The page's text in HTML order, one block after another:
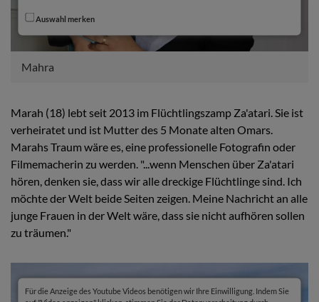
Auswahl merken
Mahra
Marah (18) lebt seit 2013 im Flüchtlingszamp Za'atari. Sie ist
verheiratet und ist Mutter des 5 Monate alten Omars.
Marahs Traum wäre es, eine professionelle Fotografin oder
Filmemacherin zu werden. "...wenn Menschen über Za'atari
hören, denken sie, dass wir alle dreckige Flüchtlinge sind. Ich
möchte der Welt beide Seiten zeigen. Meine Nachricht an alle
junge Frauen in der Welt wäre, dass sie nicht aufhören sollen
zu träumen."
Für die Anzeige des Youtube Videos benötigen wir Ihre Einwilligung. Indem Sie